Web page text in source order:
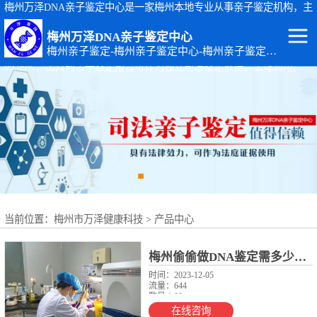
梅州万泽DNA亲子鉴定中心是一家梅州本地专业从事亲子鉴定机构，主
要从事：梅州司法亲子鉴定、梅州个人隐私亲子鉴定、梅州孕期胎儿亲
子鉴定等基因检测服务。梅州亲子鉴定地址：广东省梅州市梅江区黄塘
路14-4号。梅州万泽DNA亲子鉴定中心出具的亲子鉴定报告准确率达
99.99%，出具的亲子鉴定报告可作为独立司法鉴定依据，全球通用。
梅州万泽DNA亲子鉴定中心
梅州亲子鉴定-梅州亲子鉴定中心-梅州亲子鉴定机构
当前位置： 梅州市万泽健康科技 > 产品中心
梅州偷偷做DNA鉴定需多少费用？梅州万泽亲子鉴定中心
时间：2023-12-05
流量：644
数量:1.00
起订数：1.00
在线咨询
梅州DNA亲子鉴
定
梅州出生证补办
亲子鉴定
梅州个人隐私亲
子鉴定
梅州个体识别
梅州亲缘关系鉴
梅州上户口亲子
鉴定
梅州司法亲子鉴